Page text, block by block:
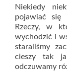
Niekiedy
pojawiać się
Rzeczy, w
wychodzić i
staraliśmy
cieszy tak
odczuwamy